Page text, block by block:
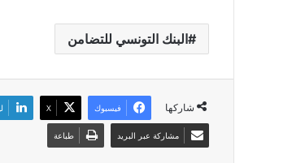
البنك التونسي للتضامن
شاركها فيسبوك X
مشاركة عبر البريد طباعة